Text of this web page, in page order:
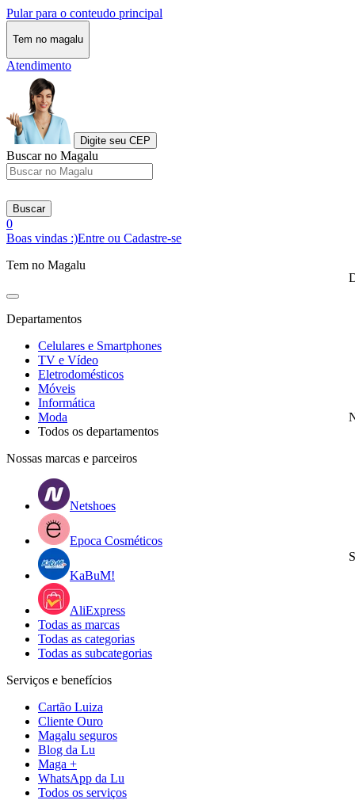
Pular para o conteudo principal
Tem no magalu
Atendimento
Digite seu CEP
Buscar no Magalu
Buscar
0
Boas vindas :)Entre ou Cadastre-se
Tem no Magalu
Departamentos
Celulares e Smartphones
TV e Vídeo
Eletrodomésticos
Móveis
Informática
Moda
Todos os departamentos
Nossas marcas e parceiros
Netshoes
Epoca Cosméticos
KaBuM!
AliExpress
Todas as marcas
Todas as categorias
Todas as subcategorias
Serviços e benefícios
Cartão Luiza
Cliente Ouro
Magalu seguros
Blog da Lu
Maga +
WhatsApp da Lu
Todos os serviços